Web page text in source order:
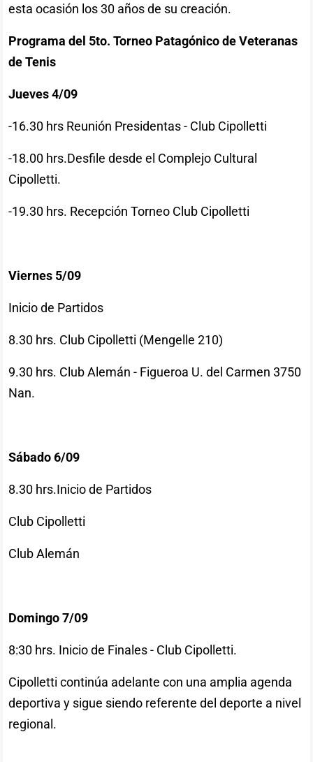
esta ocasión los 30 años de su creación.
Programa del 5to. Torneo Patagónico de Veteranas
de Tenis
Jueves 4/09
-16.30 hrs Reunión Presidentas - Club Cipolletti
-18.00 hrs.Desfile desde el Complejo Cultural
Cipolletti.
-19.30 hrs. Recepción Torneo Club Cipolletti
Viernes 5/09
Inicio de Partidos
8.30 hrs. Club Cipolletti (Mengelle 210)
9.30 hrs. Club Alemán - Figueroa U. del Carmen 3750
Nan.
Sábado 6/09
8.30 hrs.Inicio de Partidos
Club Cipolletti
Club Alemán
Domingo 7/09
8:30 hrs. Inicio de Finales - Club Cipolletti.
Cipolletti continúa adelante con una amplia agenda
deportiva y sigue siendo referente del deporte a nivel
regional.